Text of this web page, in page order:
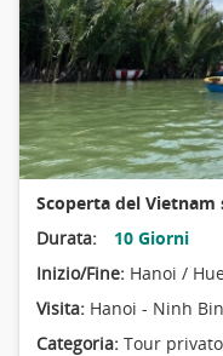
Scoperta del
Durata:
10 Giorni
Inizio/Fine: Hanoi /
Visita: Hanoi - Ninh
Categoria: Tour privato